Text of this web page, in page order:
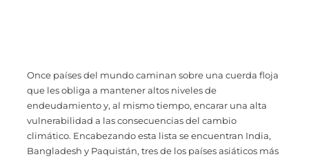
Once países del mundo caminan sobre una cuerda floja
que les obliga a mantener altos niveles de
endeudamiento y, al mismo tiempo, encarar una alta
vulnerabilidad a las consecuencias del cambio
climático. Encabezando esta lista se encuentran India,
Bangladesh y Paquistán, tres de los países asiáticos más